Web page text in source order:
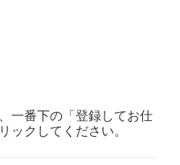
一番下の「登録してお仕
ックしてください。